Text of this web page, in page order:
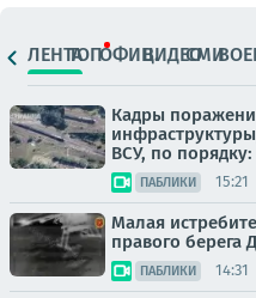
ЛЕНТАТОПОФИЦ.ВИДЕОСМИ
Кадры
ВСУ, по порядку:
ПАБЛИКИ 15:21
Малая
правого берега
ПАБЛИКИ 14:31